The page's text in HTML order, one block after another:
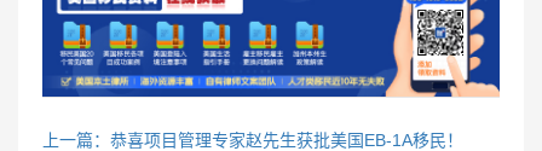
上一篇：恭喜项目管理专家赵先生获批美国EB-1A移民！